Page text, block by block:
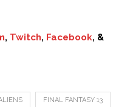
, Twitch, Facebook, &
FINAL FANTASY 13